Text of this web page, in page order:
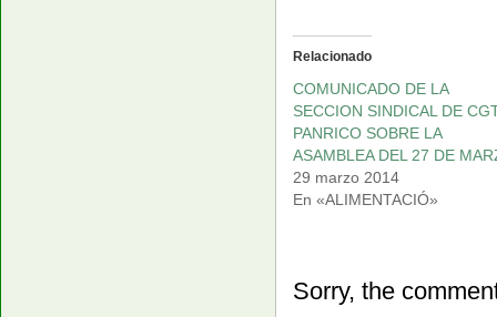
Relacionado
COMUNICADO DE LA
SECCION SINDICAL DE
PANRICO SOBRE LA
ASAMBLEA DEL 27 DE
29 marzo 2014
En «ALIMENTACIÓ»
Sorry, the